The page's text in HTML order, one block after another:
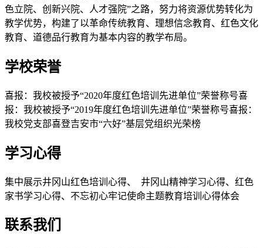
色立院、创新兴院、人才强院”之路，努力将资源优势转化为
教学优势，构建了以革命传统教育、理想信念教育、红色文化
教育、道德品行教育为基本内容的教学布局。
学校荣誉
喜报：我校被授予“2020年度红色培训先进单位”荣誉称号喜
报：我校被授予“2019年度红色培训先进单位”荣誉称号喜报：
我校党支部喜登吉安市“六好”基层党组织光荣榜
学习心得
集中展示井冈山红色培训心得、 井冈山精神学习心得、红色
家书学习心得、不忘初心牢记使命主题教育培训心得体会
联系我们